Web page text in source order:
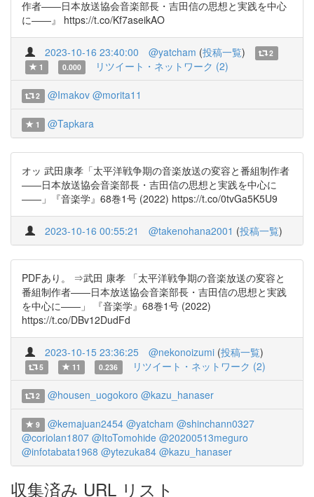
作者――日本放送協会音楽部長・吉田信の思想と実践を中心
に――』 https://t.co/Kf7aseikAO
2023-10-16 23:40:00 @yatcham (投稿一覧)
2
1
0.000 リツイート・ネットワーク (2)
2 @Imakov @morita11
1 @Tapkara
オッ 武田康孝「太平洋戦争期の音楽放送の変容と番組制作者
――日本放送協会音楽部長・吉田信の思想と実践を中心に
――」『音楽学』68巻1号 (2022) https://t.co/0tvGa5K5U9
2023-10-16 00:55:21 @takenohana2001 (投稿一覧)
PDFあり。 ⇒武田 康孝 「太平洋戦争期の音楽放送の変容と
番組制作者――日本放送協会音楽部長・吉田信の思想と実践
を中心に――」 『音楽学』68巻1号 (2022)
https://t.co/DBv12DudFd
2023-10-15 23:36:25 @nekonoizumi (投稿一覧)
5 11 0.236 リツイート・ネットワーク (2)
2 @housen_uogokoro @kazu_hanaser
9 @kemajuan2454 @yatcham @shinchann0327
@coriolan1807 @ItoTomohide @20200513meguro
@infotabata1968 @ytezuka84 @kazu_hanaser
収集済み URL リスト